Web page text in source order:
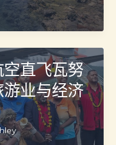
直飞瓦努
业与经济